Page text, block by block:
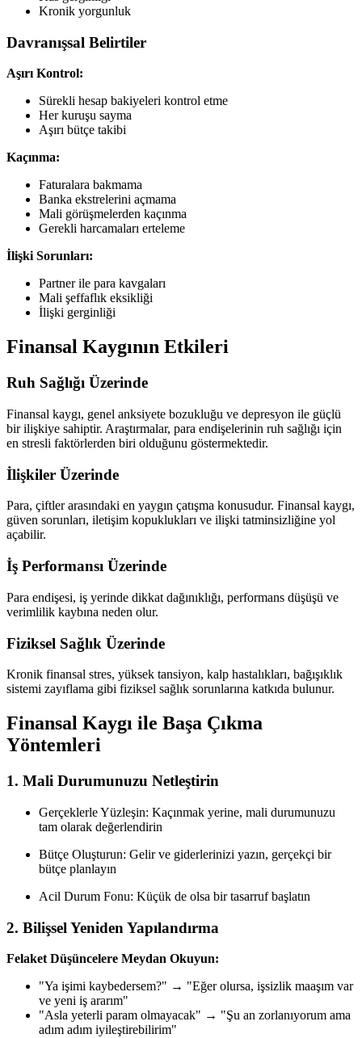
Kronik yorgunluk
Davranışsal Belirtiler
Aşırı Kontrol:
Sürekli hesap bakiyeleri kontrol etme
Her kuruşu sayma
Aşırı bütçe takibi
Kaçınma:
Faturalara bakmama
Banka ekstrelerini açmama
Mali görüşmelerden kaçınma
Gerekli harcamaları erteleme
İlişki Sorunları:
Partner ile para kavgaları
Mali şeffaflık eksikliği
İlişki gerginliği
Finansal Kaygının Etkileri
Ruh Sağlığı Üzerinde
Finansal kaygı, genel anksiyete bozukluğu ve depresyon ile güçlü
bir ilişkiye sahiptir. Araştırmalar, para endişelerinin ruh sağlığı için
en stresli faktörlerden biri olduğunu göstermektedir.
İlişkiler Üzerinde
Para, çiftler arasındaki en yaygın çatışma konusudur. Finansal kaygı,
güven sorunları, iletişim kopuklukları ve ilişki tatminsizliğine yol
açabilir.
İş Performansı Üzerinde
Para endişesi, iş yerinde dikkat dağınıklığı, performans düşüşü ve
verimlilik kaybına neden olur.
Fiziksel Sağlık Üzerinde
Kronik finansal stres, yüksek tansiyon, kalp hastalıkları, bağışıklık
sistemi zayıflama gibi fiziksel sağlık sorunlarına katkıda bulunur.
Finansal Kaygı ile Başa Çıkma
Yöntemleri
1. Mali Durumunuzu Netleştirin
Gerçeklerle Yüzleşin: Kaçınmak yerine, mali durumunuzu
tam olarak değerlendirin
Bütçe Oluşturun: Gelir ve giderlerinizi yazın, gerçekçi bir
bütçe planlayın
Acil Durum Fonu: Küçük de olsa bir tasarruf başlatın
2. Bilişsel Yeniden Yapılandırma
Felaket Düşüncelere Meydan Okuyun:
"Ya işimi kaybedersem?" → "Eğer olursa, işsizlik maaşım var
ve yeni iş ararım"
"Asla yeterli param olmayacak" → "Şu an zorlanıyorum ama
adım adım iyileştirebilirim"